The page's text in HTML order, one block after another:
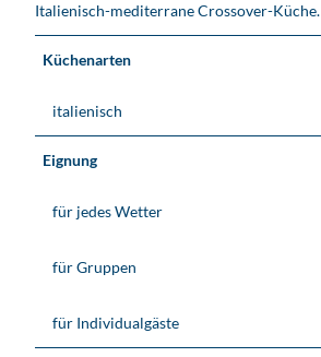
Italienisch-mediterrane Crossover-Küche.
Küchenarten
italienisch
Eignung
für jedes Wetter
für Gruppen
für Individualgäste